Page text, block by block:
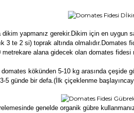
yapmanız gerekir.Dikim için en
3 te 2 si) toprak altında
alana gidecek olan domates
kökünden 5-10 kg arasında çeşide
5 günde bir defa.(İlk çiçeklenme
genelde organik gübre